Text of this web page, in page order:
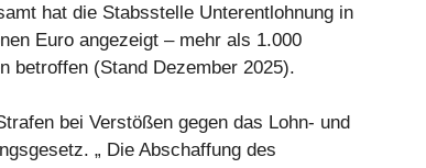
hat die Stabsstelle Unterentlohnung in
Euro angezeigt – mehr als 1.000
betroffen (Stand Dezember 2025).
bei Verstößen gegen das Lohn- und
„ Die Abschaffung des